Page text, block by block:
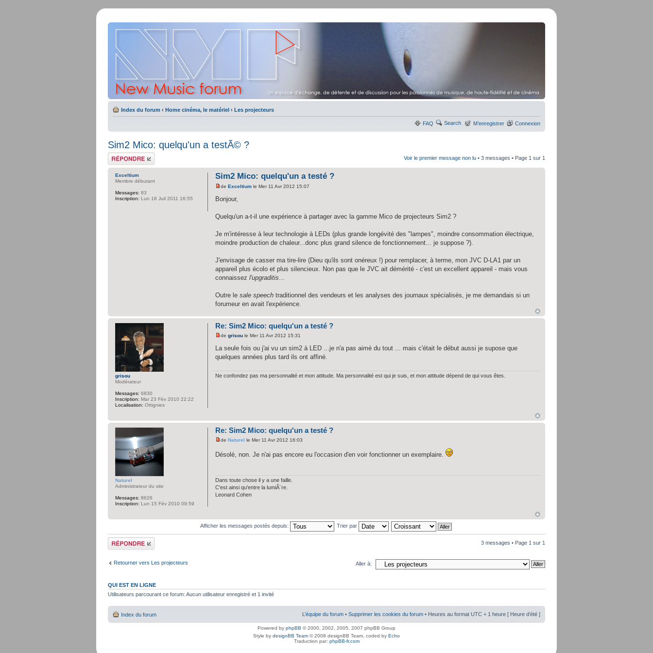
Index du forum ‹ Home cinéma, le matériel ‹ Les projecteurs
FAQ Search M’enregistrer Connexion
Sim2 Mico: quelqu'un a testÃ© ?
Répondre Voir le premier message non lu • 3 messages • Page 1 sur 1
Sim2 Mico: quelqu'un a testé ?
deExceltium le Mer 11 Avr 2012 15:07
Bonjour,
Quelqu'un a-t-il une expérience à partager avec la gamme Mico de projecteurs Sim2 ?
Je m'intéresse à leur technologie à LEDs (plus grande longévité des "lampes", moindre consommation électrique,
moindre production de chaleur...donc plus grand silence de fonctionnement... je suppose ?).
J'envisage de casser ma tire-lire (Dieu qu'ils sont onéreux !) pour remplacer, à terme, mon JVC D-LA1 par un
appareil plus écolo et plus silencieux. Non pas que le JVC ait démérité - c'est un excellent appareil - mais vous
connaissezl'upgraditis...
Outre lesale speechtraditionnel des vendeurs et les analyses des journaux spécialisés, je me demandais si un
forumeur en avait l'expérience.
Exceltium
Membre débutant
Messages: 83
Inscription: Lun 18 Juil 2011 16:55
Re: Sim2 Mico: quelqu'un a testé ?
degrisou le Mer 11 Avr 2012 15:31
La seule fois ou j'ai vu un sim2 à LED ...je n'a pas aimé du tout ... mais c'était le début aussi je supose que
quelques années plus tard ils ont affiné.
Ne confondez pas ma personnalité et mon attitude. Ma personnalité est qui je suis, et mon attitude dépend de qui vous êtes.
grisou
Modérateur
Messages: 6830
Inscription: Mar 23 Fév 2010 22:22
Localisation: Ottignies
Re: Sim2 Mico: quelqu'un a testé ?
deNaturel le Mer 11 Avr 2012 16:03
Désolé, non. Je n'ai pas encore eu l'occasion d'en voir fonctionner un exemplaire.
Dans toute chose il y a une faille.
C'est ainsi qu'entre la lumiÃ¨re.
Leonard Cohen
Naturel
Administrateur du site
Messages: 8626
Inscription: Lun 15 Fév 2010 09:59
Afficher les messages postés depuis: Trier par
Répondre 3 messages • Page 1 sur 1
Retourner vers Les projecteurs Aller à:
QUI EST EN LIGNE
Utilisateurs parcourant ce forum: Aucun utilisateur enregistré et 1 invité
Index du forum L’équipe du forum • Supprimer les cookies du forum • Heures au format UTC + 1 heure [ Heure d’été ]
Powered by phpBB © 2000, 2002, 2005, 2007 phpBB Group
Style by designBB Team © 2008 designBB Team, coded by Echo
Traduction par: phpBB-fr.com